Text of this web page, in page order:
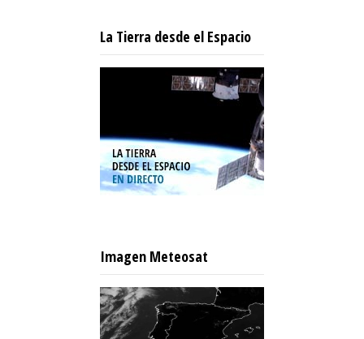
La Tierra desde el Espacio
Imagen Meteosat